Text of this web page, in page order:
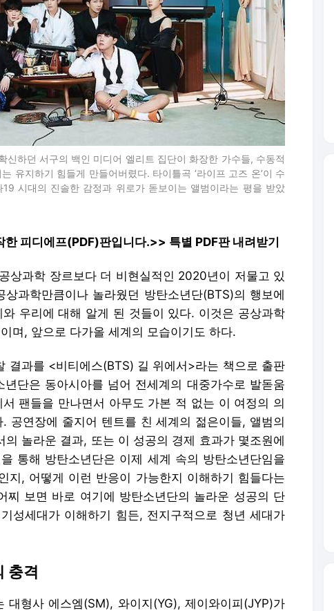
신하던 서구의 백인 미디어 엘리트 집단이 화장한 가수들, 수동적
유지하기 힘들게 만들어버렸다. 타이틀곡 ‘라이프 고즈 온’이 수
시대의 진솔한 감정과 위로가 돋보이는 앨범이라는 평을 받았
피디에프(PDF)판입니다.>> 특별 PDF판 내려받기
상과학 장르보다 더 비현실적인 2020년이 저물고 있
과학만큼이나 놀라웠던 방탄소년단(BTS)의 행보에
우리에 대해 알게 된 것들이 있다. 이것은 공상과학
며, 앞으로 다가올 세계의 모습이기도 하다.
결과를 <비티에스(BTS) 길 위에서>라는 책으로 출판
단은 동아시아를 넘어 전세계의 대중가수로 발돋움
팬들을 만나면서 아무도 가본 적 없는 이 여정의 의
공연장에 줄지어 텐트를 친 세계의 젊은이들, 앨범의
놀라운 결과, 또는 이 성공의 경제 효과가 몇조원에
통해 방탄소년단은 이제 세계 속의 방탄소년단임을
지, 어떻게 이런 반응이 가능한지 이해하기 힘들다는
찌 보면 바로 여기에 방탄소년단의 놀라운 성공의 단
성세대가 이해하기 힘든, 전지구적으로 청년 세대가
충격
대형사 에스엠(SM), 와이지(YG), 제이와이피(JYP)가